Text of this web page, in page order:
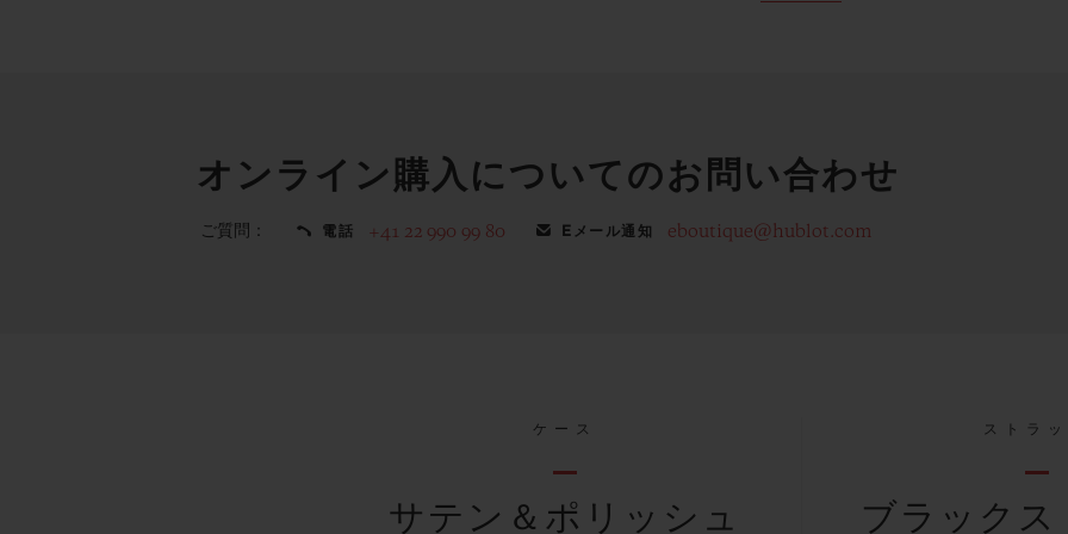
オンライン購入についてのお問い合わせ
ご質問： 電話 +41 22 990 99 80 Eメール通知 eboutique@hublot.com
ケース
サテン＆ポリッシュ
ストラッ
ブラックス